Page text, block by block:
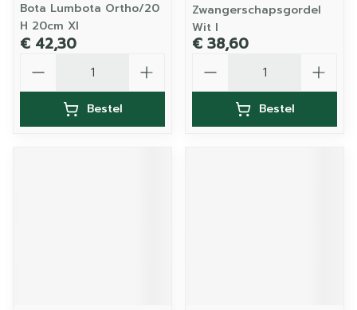
Bota Lumbota Ortho/20
H 20cm Xl
€ 42,30
Bestel
Zwangerschapsgordel
Wit l
€ 38,60
Bestel